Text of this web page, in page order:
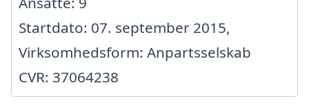
Startdato: 07. september 2015,
Virksomhedsform: Anpartsselskab
CVR: 37064238